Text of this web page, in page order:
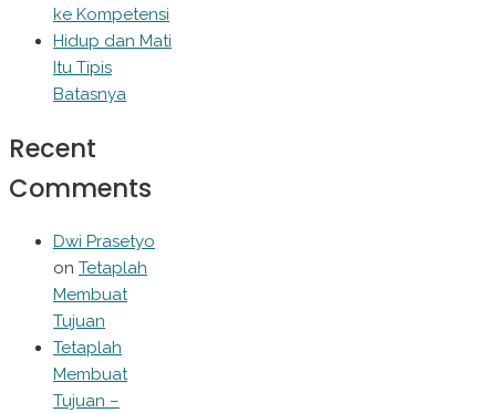
ke Kompetensi
Hidup dan Mati
Itu Tipis
Batasnya
Recent
Comments
Dwi Prasetyo
on Tetaplah
Membuat
Tujuan
Tetaplah
Membuat
Tujuan –